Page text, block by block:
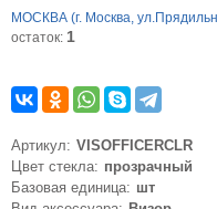
МОСКВА (г. Москва,
остаток: 1
Артикул: VISOFFICERCLR
Цвет стекла: прозрачный
Базовая единица: шт